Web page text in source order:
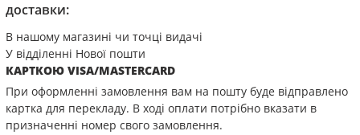
доставки:
В нашому магазині чи точці видачі
У відділенні Нової пошти
КАРТКОЮ VISA/MASTERCARD
При оформленні замовлення вам на пошту буде відправлено
картка для перекладу. В ході оплати потрібно вказати в
призначенні номер свого замовлення.